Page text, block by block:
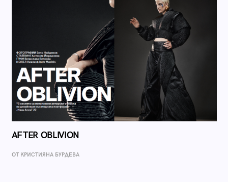
AFTER OBLIVION
ОТ КРИСТИЯНА БУРДЕВА